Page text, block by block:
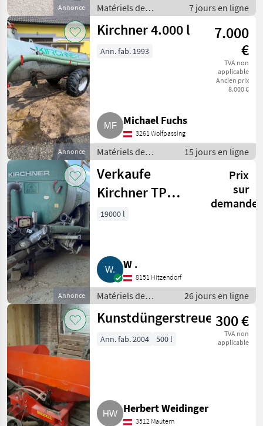
Annonce
Matériels de
fertilisation et
irrigation / Tonnes à
7 jours en ligne
Annonce
Kirchner 4.000 l
7.000
€
TVA non
applicable
Ancien prix
8.000 €
Ann. fab. 1993
Michael Fuchs
3261 Wolfpassing
Matériels de
fertilisation et
irrigation / Tonnes
à lisier
15 jours en ligne
Annonce
Verkaufe
Kirchner TP
19000 Güllefass
Prix
sur
demande
19000 l
W .
8151 Hitzendorf
Matériels de
fertilisation et
irrigation / Tonnes
26 jours en ligne
Kunstdüngerstreuer300 €
TVA non
applicable
Ann. fab. 2004 500 l
Herbert Weidinger
3512 Mautern